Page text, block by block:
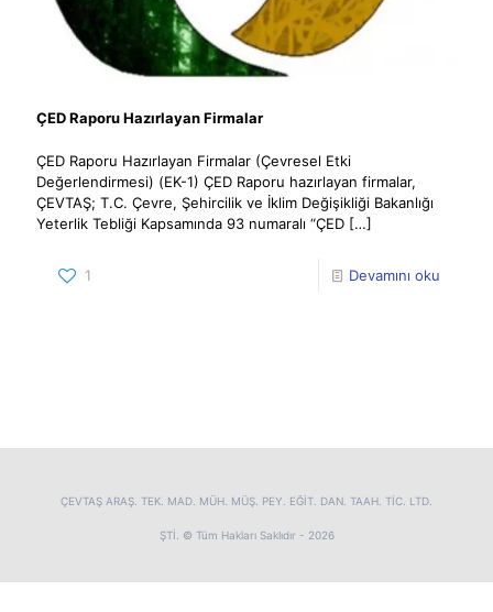
ÇED Raporu Hazırlayan Firmalar
ÇED Raporu Hazırlayan Firmalar (Çevresel Etki
Değerlendirmesi) (EK-1) ÇED Raporu hazırlayan firmalar,
ÇEVTAŞ; T.C. Çevre, Şehircilik ve İklim Değişikliği Bakanlığı
Yeterlik Tebliği Kapsamında 93 numaralı “ÇED […]
1 Devamını oku
ÇEVTAŞ ARAŞ. TEK. MAD. MÜH. MÜŞ. PEY. EĞİT. DAN. TAAH. TİC. LTD.
ŞTİ. © Tüm Hakları Saklıdır - 2026